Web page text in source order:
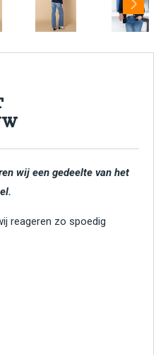
wij een gedeelte van het
reageren zo spoedig